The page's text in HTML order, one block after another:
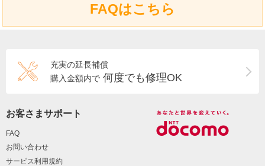
FAQはこちら
充実の延長補償
購入金額内で 何度でも修理OK
お客さまサポート
FAQ
お問い合わせ
サービス利用規約